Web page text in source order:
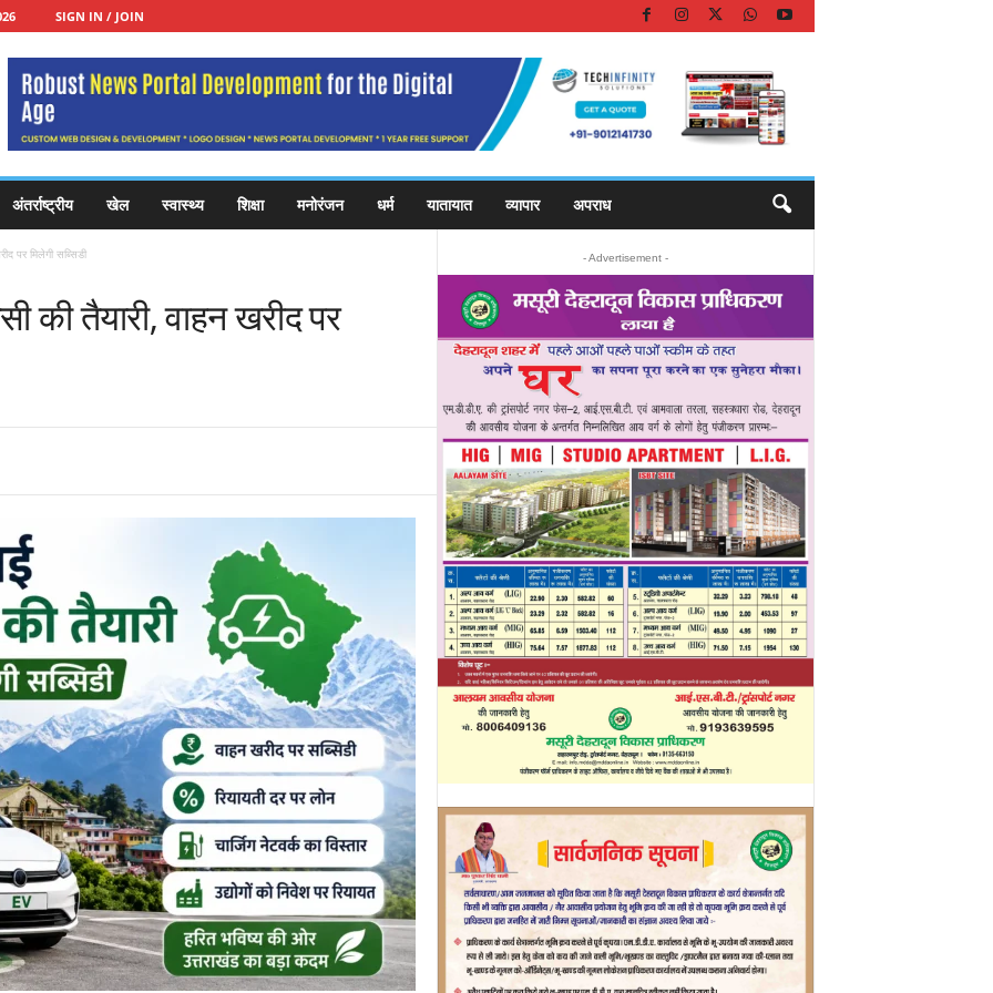
SIGN IN / JOIN
अंतर्राष्ट्रीय खेल स्वास्थ्य शिक्षा मनोरंजन धर्म यातायात व्यापार अपराध
पर मिलेगी सब्सिडी
की तैयारी, वाहन खरीद पर
- Advertisement -